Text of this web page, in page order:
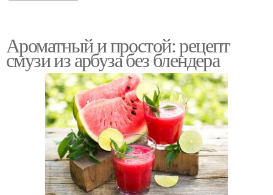
Ароматный и простой: рецепт
смузи из арбуза без блендера